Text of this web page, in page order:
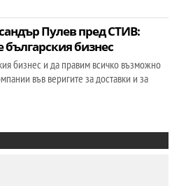
Пулев пред СТИВ:
бизнес
бизнес и да правим всичко възможно
във веригите за доставки и за